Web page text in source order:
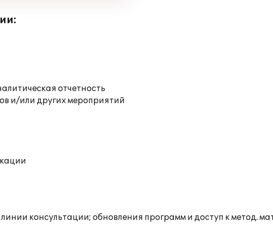
отчетность
и/или других мероприятий
консультации; обновления программ и доступ к метод.